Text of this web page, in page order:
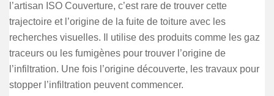
l’artisan ISO Couverture, c’est rare de trouver cette
trajectoire et l’origine de la fuite de toiture avec les
recherches visuelles. Il utilise des produits comme les gaz
traceurs ou les fumigènes pour trouver l’origine de
l’infiltration. Une fois l’origine découverte, les travaux pour
stopper l’infiltration peuvent commencer.